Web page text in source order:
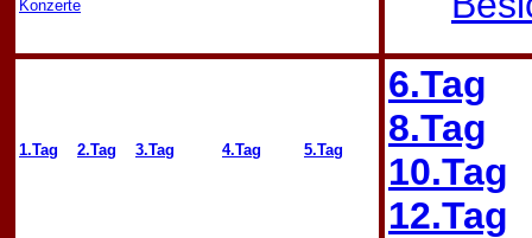
Konzerte
1.Tag 2.Tag 3.Tag 4.Tag 5.Tag
6.Tag
8.Tag
10.Tag
12.Tag